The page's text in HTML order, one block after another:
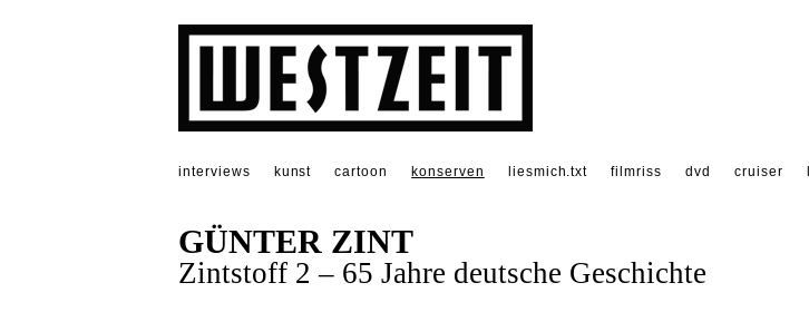
interviews kunst cartoon konserven liesmich.txt filmriss dvd cruiser
GÜNTER ZINT
Zintstoff 2 – 65 Jahre deutsche Geschichte